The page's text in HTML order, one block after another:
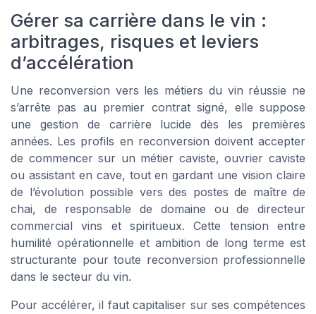
Gérer sa carrière dans le vin :
arbitrages, risques et leviers
d’accélération
Une reconversion vers les métiers du vin réussie ne
s’arrête pas au premier contrat signé, elle suppose
une gestion de carrière lucide dès les premières
années. Les profils en reconversion doivent accepter
de commencer sur un métier caviste, ouvrier caviste
ou assistant en cave, tout en gardant une vision claire
de l’évolution possible vers des postes de maître de
chai, de responsable de domaine ou de directeur
commercial vins et spiritueux. Cette tension entre
humilité opérationnelle et ambition de long terme est
structurante pour toute reconversion professionnelle
dans le secteur du vin.
Pour accélérer, il faut capitaliser sur ses compétences